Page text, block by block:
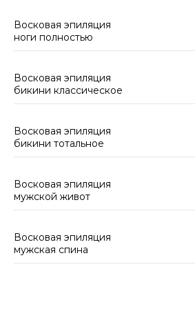
Восковая эпиляция
ноги полностью
Восковая эпиляция
бикини классическое
Восковая эпиляция
бикини тотальное
Восковая эпиляция
мужской живот
Восковая эпиляция
мужская спина